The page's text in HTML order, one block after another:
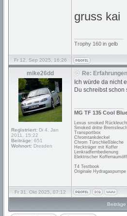
gruss kai
Trophy 160 in gelb
Fr 12. Sep 2025, 16:26
mike26dd
Registriert: Di 4. Jan
2011, 15:22
Beiträge: 651
Wohnort: Dresden
Re:
Ich würde da nicht
Du schreibst
MG TF 135 Cool
Lexus smoked
Smoked dritte
Transportbox
Chromtankdeckel
Chrom Türschließbleche
Heckträger mit Koffer
Lenkradfernbedienung
Elektrischer
T4 Testbook
Originale Hydragaspumpe
Fr 31. Okt 2025, 07:12